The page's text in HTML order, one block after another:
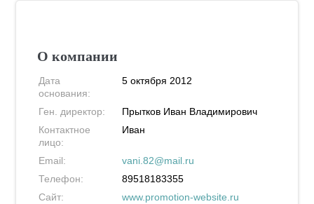
О компании
Дата
основания:
5 октября 2012
Ген. директор:
Прытков Иван Владимирович
Контактное
лицо:
Иван
Email:
vani.82@mail.ru
Телефон:
89518183355
Сайт:
www.promotion-website.ru